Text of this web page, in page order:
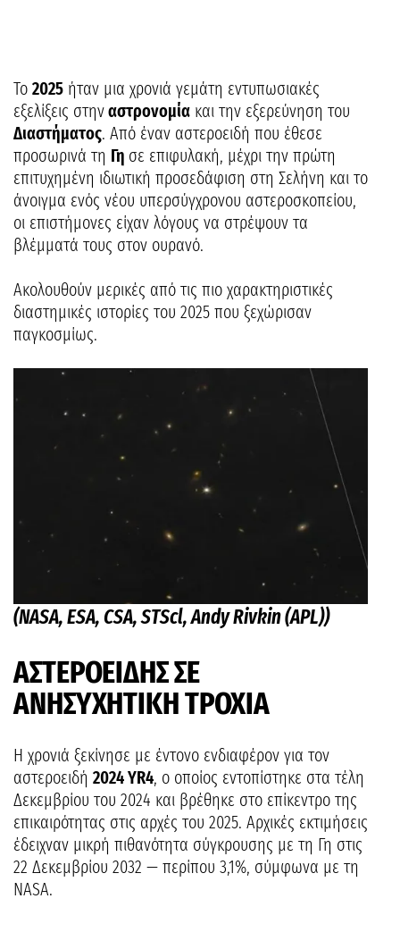
Το 2025 ήταν μια χρονιά γεμάτη εντυπωσιακές
εξελίξεις στηναστρονομία και την εξερεύνηση του
Διαστήματος. Από έναν αστεροειδή που έθεσε
προσωρινά τη Γη σε επιφυλακή, μέχρι την πρώτη
επιτυχημένη ιδιωτική προσεδάφιση στη Σελήνη και το
άνοιγμα ενός νέου υπερσύγχρονου αστεροσκοπείου,
οι επιστήμονες είχαν λόγους να στρέψουν τα
βλέμματά τους στον ουρανό.
Ακολουθούν μερικές από τις πιο χαρακτηριστικές
διαστημικές ιστορίες του 2025 που ξεχώρισαν
παγκοσμίως.
(NASA, ESA, CSA, STScl, Andy Rivkin (APL))
ΑΣΤΕΡΟΕΙΔΗΣ ΣΕ
ΑΝΗΣΥΧΗΤΙΚΗ ΤΡΟΧΙΑ
Η χρονιά ξεκίνησε με έντονο ενδιαφέρον για τον
αστεροειδή 2024 YR4, ο οποίος εντοπίστηκε στα τέλη
Δεκεμβρίου του 2024 και βρέθηκε στο επίκεντρο της
επικαιρότητας στις αρχές του 2025. Αρχικές εκτιμήσεις
έδειχναν μικρή πιθανότητα σύγκρουσης με τη Γη στις
22 Δεκεμβρίου 2032 — περίπου 3,1%, σύμφωνα με τη
NASA.